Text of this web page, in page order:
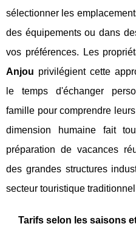
sélectionner les
des équipements ou dans
vos préférences. Les
Anjou privilégient cette
le temps d'échanger
famille pour comprendre
dimension humaine fait
préparation de vacances
des grandes structures
secteur touristique
Tarifs selon les saisons